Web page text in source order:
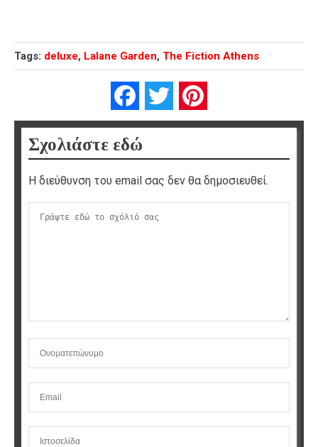
Tags: deluxe, Lalane Garden, The Fiction Athens
FacebookTwitter
Σχολιάστε εδώ
Η διεύθυνση του email σας δεν θα δημοσιευθεί.